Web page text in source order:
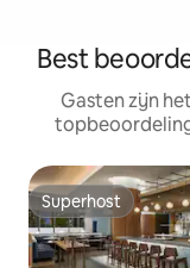
Best
Gasten zijn
Superhost
Superhost